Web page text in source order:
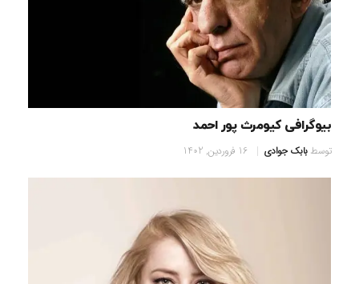
بیوگرافی کیومرث پور احمد
توسطبابک جوادی 16 فروردین, 1402